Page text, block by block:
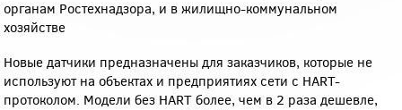
органам Ростехнадзора, и в жилищно-коммунальном
хозяйстве
Новые датчики предназначены для заказчиков, которые не
используют на объектах и предприятиях сети с HART-
протоколом. Модели без HART более, чем в 2 раза дешевле,